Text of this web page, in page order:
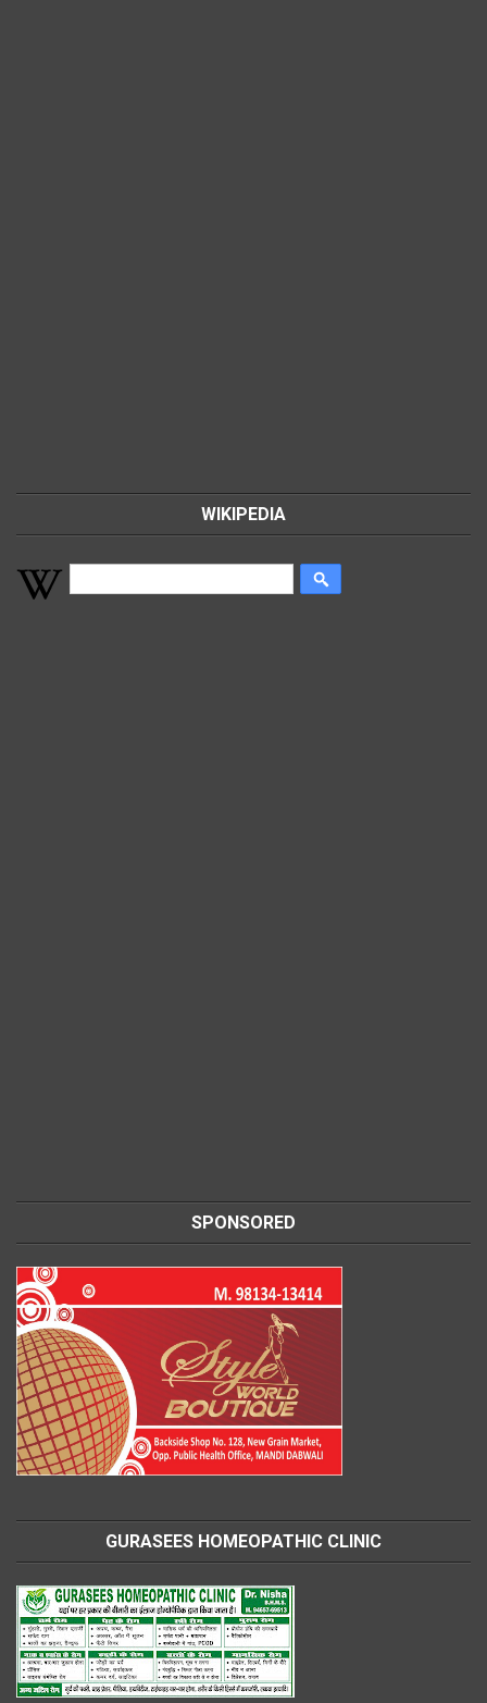
WIKIPEDIA
SPONSORED
GURASEES HOMEOPATHIC CLINIC